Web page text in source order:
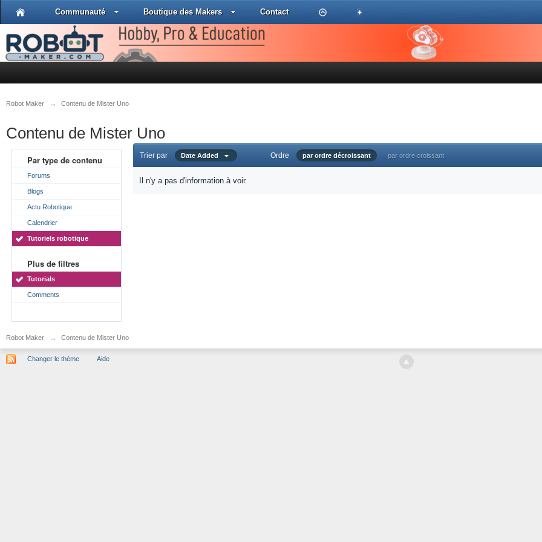
Communauté Boutique des Makers Contact
Robot Maker → Contenu de Mister Uno
Contenu de Mister Uno
Par type de contenu
Forums
Blogs
Actu Robotique
Calendrier
Tutoriels robotique
Plus de filtres
Tutorials
Comments
Trier par Date Added Ordre par ordre décroissant par ordre croissant
Il n'y a pas d'information à voir.
Robot Maker → Contenu de Mister Uno
Changer le thème Aide